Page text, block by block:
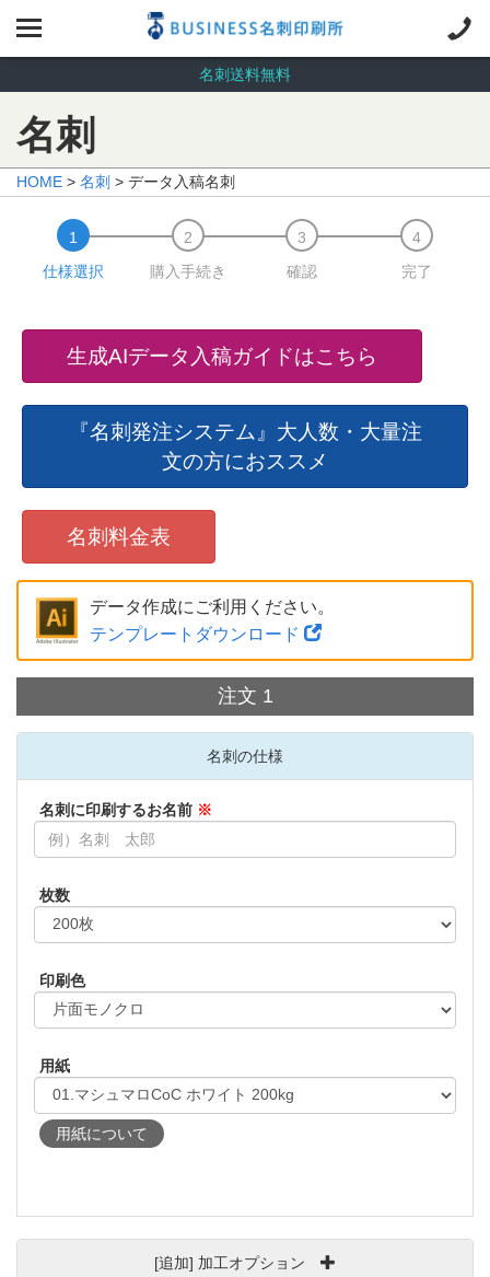
名刺送料無料
名刺
HOME > 名刺 > データ入稿名刺
仕様選択 購入手続き 確認 完了
生成AIデータ入稿ガイドはこちら
『名刺発注システム』大人数・大量注
文の方におススメ
名刺料金表
データ作成にご利用ください。
テンプレートダウンロード
注文 1
名刺の仕様
名刺に印刷するお名前 ※
枚数
印刷色
用紙
用紙について
[追加] 加工オプション